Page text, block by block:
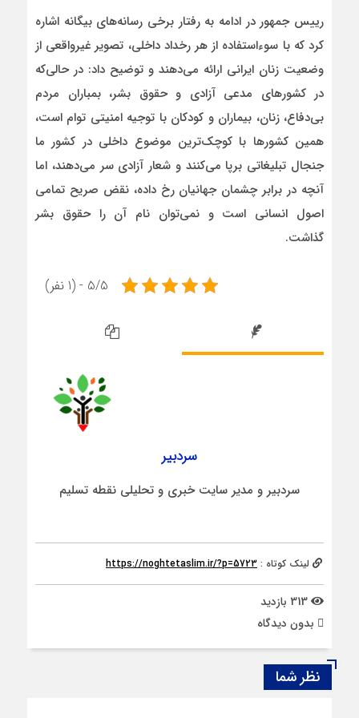
رییس‌ جمهور در ادامه به رفتار برخی رسانه‌های بیگانه اشاره
کرد که با سوءاستفاده از هر رخداد داخلی، تصویر غیرواقعی از
وضعیت زنان ایرانی ارائه می‌دهند و توضیح داد: در حالی‌که
در کشورهای مدعی آزادی و حقوق بشر، بمباران مردم
بی‌دفاع، زنان، بیماران و کودکان با توجیه امنیتی توام است،
همین کشورها با کوچک‌ترین موضوع داخلی در کشور ما
جنجال تبلیغاتی برپا می‌کنند و شعار آزادی سر می‌دهند، اما
آنچه در برابر چشمان جهانیان رخ داده، نقض صریح تمامی
اصول انسانی است و نمی‌توان نام آن را حقوق بشر
گذاشت.
5/5 - (1 نفر)
سردبیر
سردبیر و مدیر سایت خبری و تحلیلی نقطه تسلیم
لینک کوتاه : https://noghtetaslim.ir/?p=5723
بدون دیدگاه
نظر شما